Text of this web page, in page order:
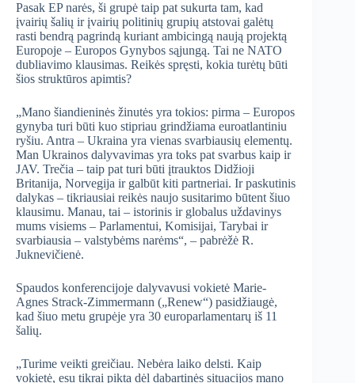
Pasak EP narės, ši grupė taip pat sukurta tam, kad
įvairių šalių ir įvairių politinių grupių atstovai galėtų
rasti bendrą pagrindą kuriant ambicingą naują projektą
Europoje – Europos Gynybos sąjungą. Tai ne NATO
dubliavimo klausimas. Reikės spręsti, kokia turėtų būti
šios struktūros apimtis?
„Mano šiandieninės žinutės yra tokios: pirma – Europos
gynyba turi būti kuo stipriau grindžiama euroatlantiniu
ryšiu. Antra – Ukraina yra vienas svarbiausių elementų.
Man Ukrainos dalyvavimas yra toks pat svarbus kaip ir
JAV. Trečia – taip pat turi būti įtrauktos Didžioji
Britanija, Norvegija ir galbūt kiti partneriai. Ir paskutinis
dalykas – tikriausiai reikės naujo susitarimo būtent šiuo
klausimu. Manau, tai – istorinis ir globalus uždavinys
mums visiems – Parlamentui, Komisijai, Tarybai ir
svarbiausia – valstybėms narėms“, – pabrėžė R.
Juknevičienė.
Spaudos konferencijoje dalyvavusi vokietė Marie-
Agnes Strack-Zimmermann („Renew“) pasidžiaugė,
kad šiuo metu grupėje yra 30 europarlamentarų iš 11
šalių.
„Turime veikti greičiau. Nebėra laiko delsti. Kaip
vokietė, esu tikrai pikta dėl dabartinės situacijos mano